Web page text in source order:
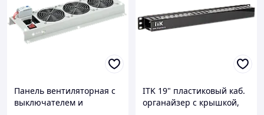
Панель вентиляторная с
выключателем и
ITK 19" пластиковый каб.
органайзер с крышкой,